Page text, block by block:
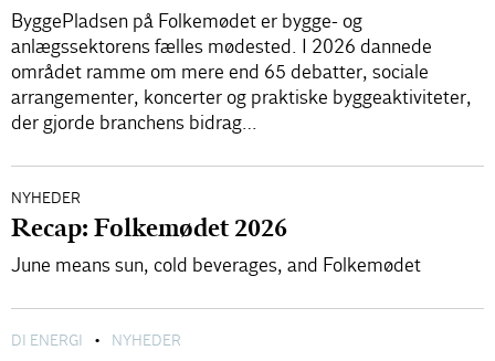
ByggePladsen på Folkemødet er bygge- og
anlægssektorens fælles mødested. I 2026 dannede
området ramme om mere end 65 debatter, sociale
arrangementer, koncerter og praktiske byggeaktiviteter,
der gjorde branchens bidrag…
NYHEDER
Recap: Folkemødet 2026
June means sun, cold beverages, and Folkemødet
DI ENERGI • NYHEDER